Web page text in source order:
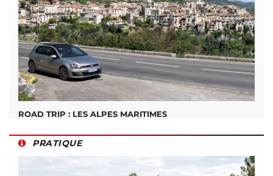
ROAD TRIP : LES ALPES MARITIMES
PRATIQUE